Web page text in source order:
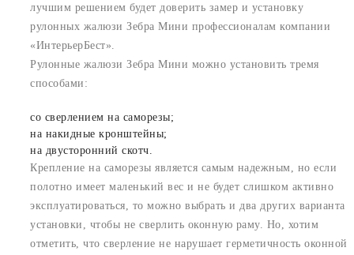
лучшим решением будет доверить замер и установку
рулонных жалюзи Зебра Мини профессионалам компании
«ИнтерьерБест».
Рулонные жалюзи Зебра Мини можно установить тремя
способами:
со сверлением на саморезы;
на накидные кронштейны;
на двусторонний скотч.
Крепление на саморезы является самым надежным, но если
полотно имеет маленький вес и не будет слишком активно
эксплуатироваться, то можно выбрать и два других варианта
установки, чтобы не сверлить оконную раму. Но, хотим
отметить, что сверление не нарушает герметичность оконной